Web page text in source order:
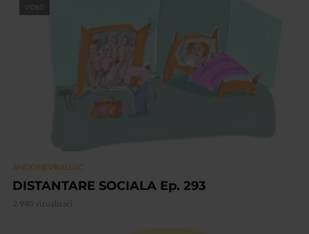
VIDEO
ANDONEVRALGIC
DISTANTARE SOCIALA Ep. 293
2.940 vizualizari